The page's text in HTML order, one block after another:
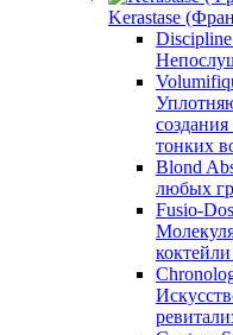
Kerastase
тонких
Blond
любых
Fusio-